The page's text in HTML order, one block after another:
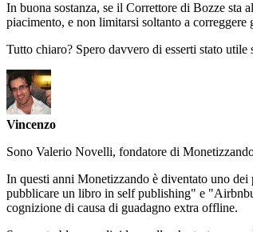
In buona sostanza, se il Correttore di Bozze sta
piacimento, e non limitarsi soltanto a correggere
Tutto chiaro? Spero davvero di esserti stato
Vincenzo
Sono Valerio Novelli, fondatore di
In questi anni Monetizzando è diventato uno
pubblicare un libro in self publishing" e
cognizione di causa di guadagno extra offline.